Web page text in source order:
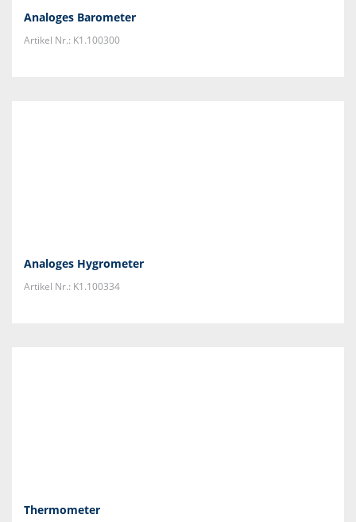
Analoges Barometer
Artikel Nr.: K1.100300
Analoges Hygrometer
Artikel Nr.: K1.100334
Thermometer